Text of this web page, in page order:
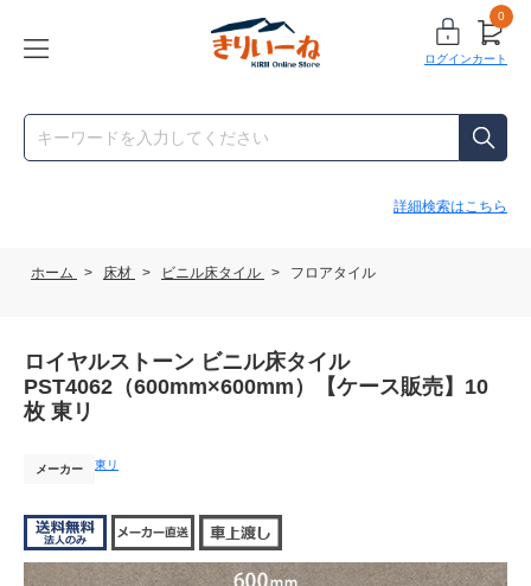
ログイン
0
カート
詳細検索はこちら
ホーム > 床材 > ビニル床タイル > フロアタイル
ロイヤルストーン ビニル床タイル
PST4062（600mm×600mm）【ケース販売】10
枚 東リ
メーカー 東リ